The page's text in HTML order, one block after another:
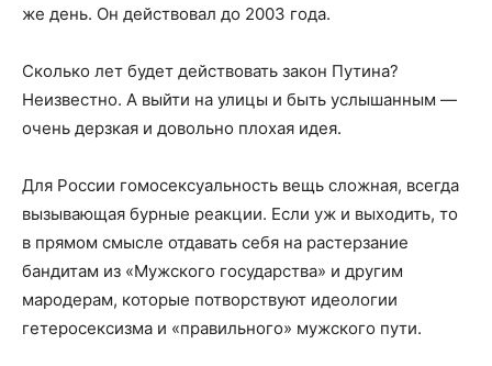
же день. Он действовал до 2003 года.
Сколько лет будет действовать закон Путина?
Неизвестно. А выйти на улицы и быть услышанным —
очень дерзкая и довольно плохая идея.
Для России гомосексуальность вещь сложная, всегда
вызывающая бурные реакции. Если уж и выходить, то
в прямом смысле отдавать себя на растерзание
бандитам из «Мужского государства» и другим
мародерам, которые потворствуют идеологии
гетеросексизма и «правильного» мужского пути.